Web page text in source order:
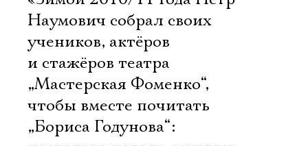
Наумович собрал своих
учеников, актёров
и стажёров театра
„Мастерская Фоменко“,
чтобы вместе почитать
„Бориса Годунова“: